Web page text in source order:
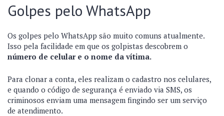
Golpes pelo WhatsApp
Os golpes pelo WhatsApp são muito comuns atualmente.
Isso pela facilidade em que os golpistas descobrem o
número de celular e o nome da vítima.
Para clonar a conta, eles realizam o cadastro nos celulares,
e quando o código de segurança é enviado via SMS, os
criminosos enviam uma mensagem fingindo ser um serviço
de atendimento.